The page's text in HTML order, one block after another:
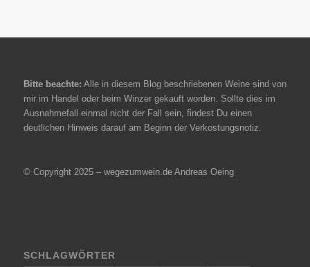
Bitte beachte: Alle in diesem Blog beschriebenen Weine sind von
mir im Handel oder beim Winzer gekauft worden. Sollte dies im
Ausnahmefall einmal nicht der Fall sein, findest Du einen
deutlichen Hinweis darauf am Beginn der Verkostungsnotiz.
© Copyright 2025 – wegezumwein.de Andreas Oeing
SCHLAGWÖRTER